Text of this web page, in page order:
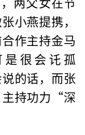
小燕提携，
作主持金马
很会讬孤
的话，而张
主持功力“深